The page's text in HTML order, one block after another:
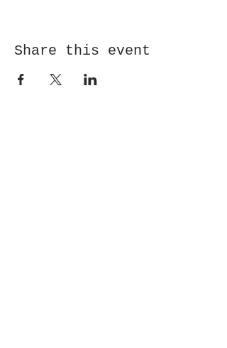
Share this event